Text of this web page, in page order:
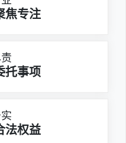
焦专注
托事项
法权益